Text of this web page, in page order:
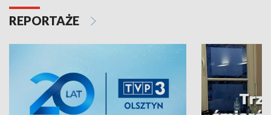
REPORTAŻE